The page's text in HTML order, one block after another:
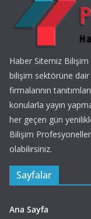
Haber Sitemiz
bilişim sektörüne
firmalarının
konularla yayın
her geçen gün
Bilişim
olabilirsiniz.
Sayfalar
Ana Sayfa